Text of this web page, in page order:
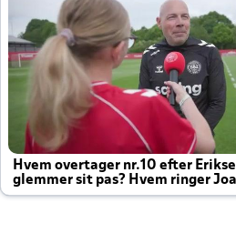
Hvem overtager nr.10 efter
glemmer sit pas? Hvem ringer
altid til efter kampe?